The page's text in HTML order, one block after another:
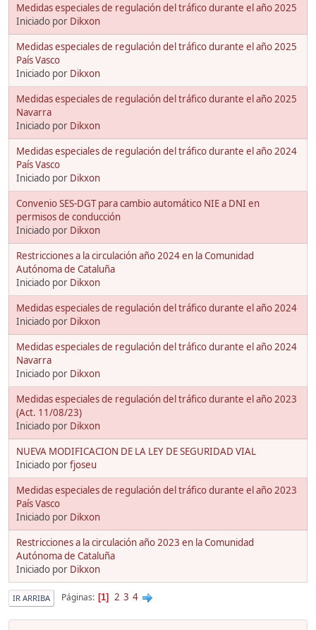
Medidas especiales de regulación del tráfico durante el año 2025
Iniciado por Dikxon
Medidas especiales de regulación del tráfico durante el año 2025
País Vasco
Iniciado por Dikxon
Medidas especiales de regulación del tráfico durante el año 2025
Navarra
Iniciado por Dikxon
Medidas especiales de regulación del tráfico durante el año 2024
País Vasco
Iniciado por Dikxon
Convenio SES-DGT para cambio automático NIE a DNI en
permisos de conducción
Iniciado por Dikxon
Restricciones a la circulación año 2024 en la Comunidad
Autónoma de Cataluña
Iniciado por Dikxon
Medidas especiales de regulación del tráfico durante el año 2024
Iniciado por Dikxon
Medidas especiales de regulación del tráfico durante el año 2024
Navarra
Iniciado por Dikxon
Medidas especiales de regulación del tráfico durante el año 2023
(Act. 11/08/23)
Iniciado por Dikxon
NUEVA MODIFICACION DE LA LEY DE SEGURIDAD VIAL
Iniciado porfjoseu
Medidas especiales de regulación del tráfico durante el año 2023
País Vasco
Iniciado por Dikxon
Restricciones a la circulación año 2023 en la Comunidad
Autónoma de Cataluña
Iniciado por Dikxon
IR ARRIBA Páginas 1 2 3 4